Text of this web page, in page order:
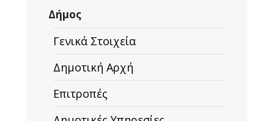
Δήμος
Γενικά Στοιχεία
Δημοτική Αρχή
Επιτροπές